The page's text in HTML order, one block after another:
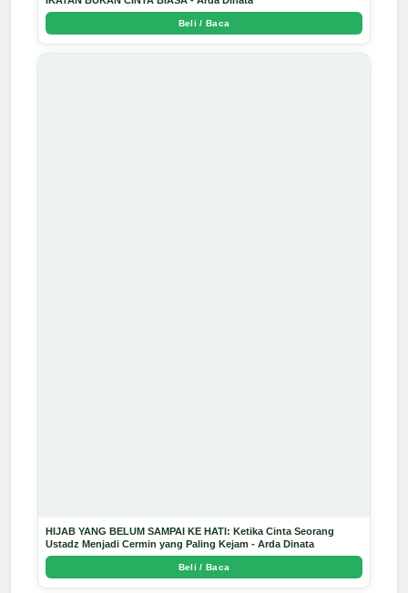
Beli / Baca
HIJAB YANG BELUM SAMPAI KE HATI: Ketika Cinta Seorang
Ustadz Menjadi Cermin yang Paling Kejam - Arda Dinata
Beli / Baca